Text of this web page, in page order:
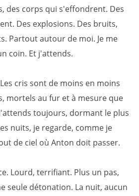
des corps qui s'effondrent. Des
Des explosions. Des bruits,
Partout autour de moi. Je me
coin. Et j'attends.
cris sont de moins en moins
mortels au fur et à mesure que
toujours, dormant le plus
nuits, je regarde, comme je
de ciel où Anton doit passer.
Lourd, terrifiant. Plus un pas,
seule détonation. La nuit, aucun